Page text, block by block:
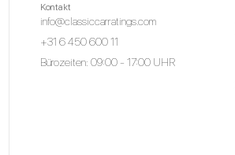
Kontakt
info@classiccarratings.com
+31 6 450 600 11
Bürozeiten: 09:00 - 17:00 UHR